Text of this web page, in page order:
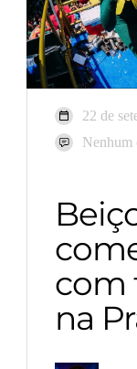
22 de
Nenhum
com
na